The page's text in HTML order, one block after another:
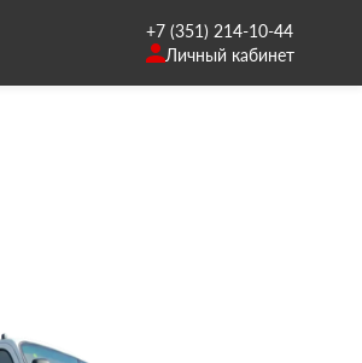
+7 (351) 214-10-44
Личный кабинет